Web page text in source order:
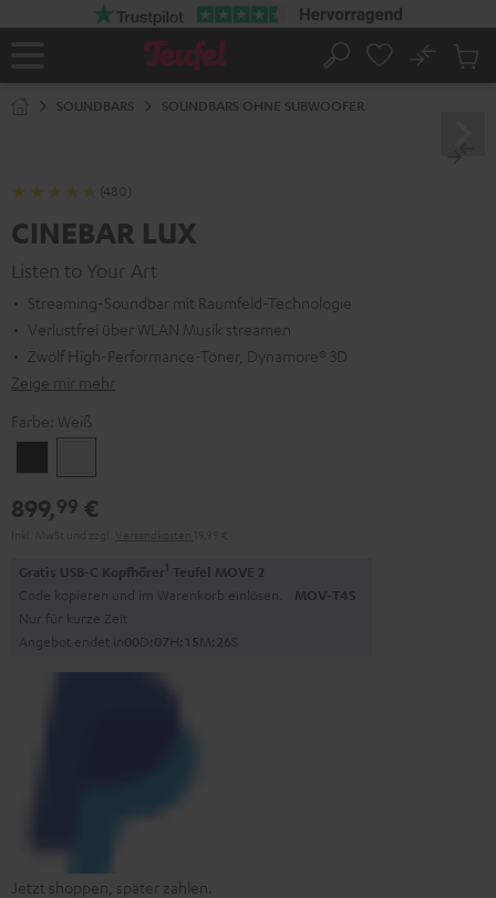
Startseite
Suche
No
SOUNDBARS SOUNDBARS OHNE SUBWOOFER
(480)
CINEBAR LUX
Listen to Your Art
Streaming-Soundbar mit Raumfeld-Technologie
Verlustfrei über WLAN Musik streamen
Zwölf High-Performance-Töner, Dynamore® 3D
Zeige mir mehr
Farbe: Weiß
899,99 €
Gratis USB-C Kopfhörer1 Teufel MOVE 2
Code kopieren und im Warenkorb einlösen. MOV-T4S
Nur für kurze Zeit
Angebot endet in00D:07H:1 5M: 26S
Jetzt shoppen, später zahlen.